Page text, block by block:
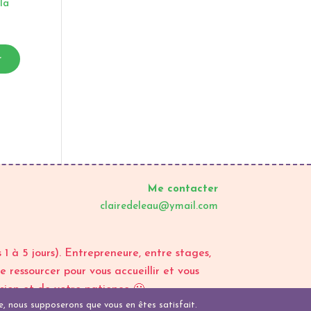
Me contacter
clairedeleau@ymail.com
à 5 jours). Entrepreneure, entre stages,
pour vous accueillir et vous
et de votre patience 🙂
nous supposerons que vous en êtes satisfait.